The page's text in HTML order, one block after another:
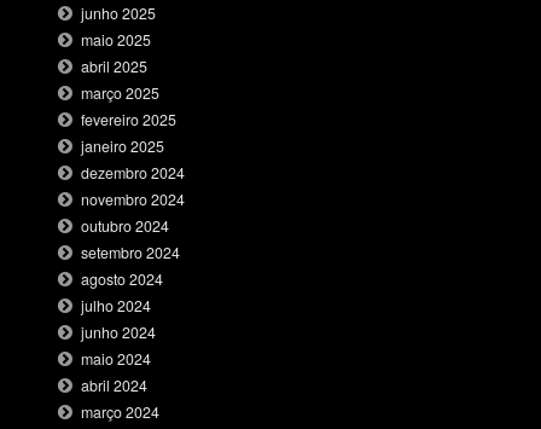
junho 2025
maio 2025
abril 2025
março 2025
fevereiro 2025
janeiro 2025
dezembro 2024
novembro 2024
outubro 2024
setembro 2024
agosto 2024
julho 2024
junho 2024
maio 2024
abril 2024
março 2024